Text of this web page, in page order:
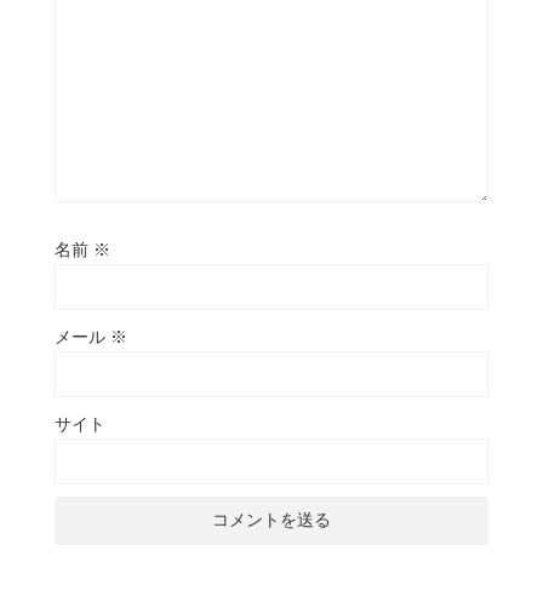
名前 ※
メール ※
サイト